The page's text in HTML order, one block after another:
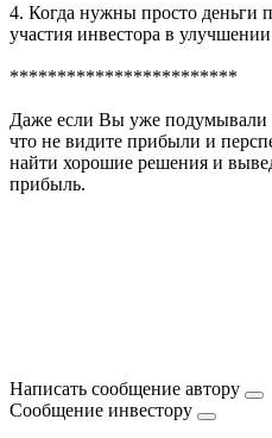
4. Когда нужны просто деньги
участия инвестора в
************************
Даже если Вы уже подумывали
что не видите прибыли и
найти хорошие решения и
прибыль.
Написать сообщение автору
Сообщение инвестору